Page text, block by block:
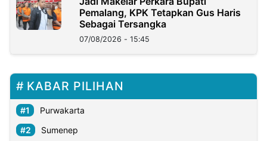
Pemalang, KPK Tetapkan Gus Haris
Sebagai Tersangka
07/08/2026 - 15:45
KABAR PILIHAN
Purwakarta
Sumenep